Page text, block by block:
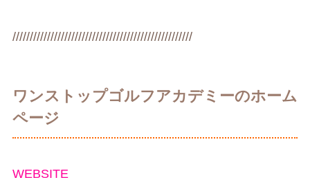
////////////////////////////////////////////////////
ワンストップゴルフアカデミーのホーム
ページ
WEBSITE